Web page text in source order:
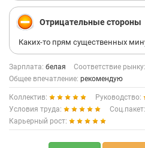
Отрицательные стороны
Каких-то прям существенных
Зарплата: белая Соответствие рынку:
Общее впечатление: рекомендую
Коллектив:
Руководство:
Условия труда:
Соц.пакет:
Карьерный рост: